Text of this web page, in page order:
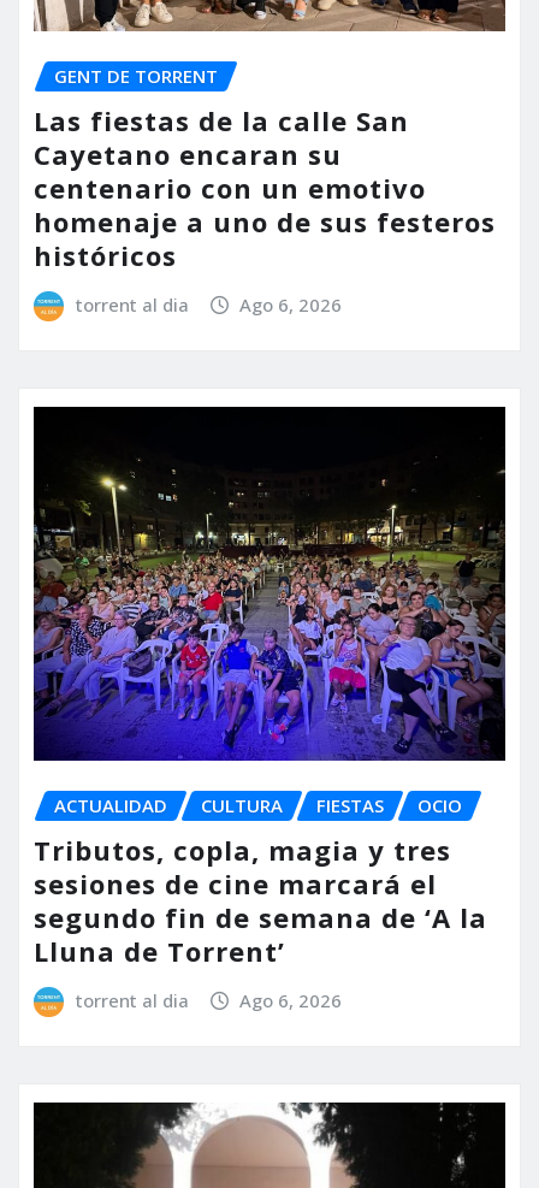
GENT DE TORRENT
Las fiestas de la calle San
Cayetano encaran su
centenario con un emotivo
homenaje a uno de sus festeros
históricos
torrent al dia Ago 6, 2026
ACTUALIDAD CULTURA FIESTAS OCIO
Tributos, copla, magia y tres
sesiones de cine marcará el
segundo fin de semana de ‘A la
Lluna de Torrent’
torrent al dia Ago 6, 2026